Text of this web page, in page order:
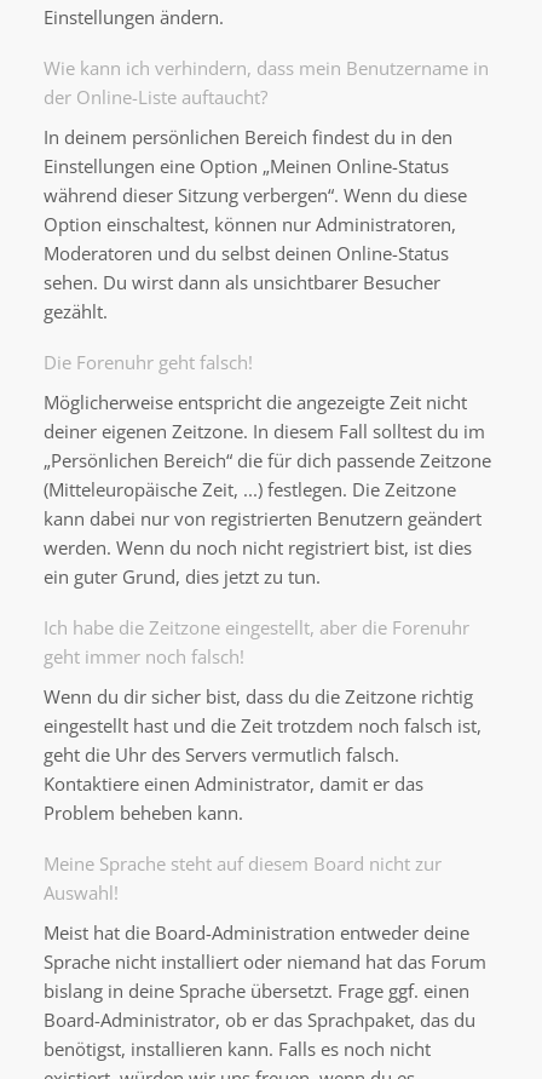
Einstellungen ändern.
Wie kann ich verhindern, dass mein Benutzername in
der Online-Liste auftaucht?
In deinem persönlichen Bereich findest du in den
Einstellungen eine Option „Meinen Online-Status
während dieser Sitzung verbergen“. Wenn du diese
Option einschaltest, können nur Administratoren,
Moderatoren und du selbst deinen Online-Status
sehen. Du wirst dann als unsichtbarer Besucher
gezählt.
Die Forenuhr geht falsch!
Möglicherweise entspricht die angezeigte Zeit nicht
deiner eigenen Zeitzone. In diesem Fall solltest du im
„Persönlichen Bereich“ die für dich passende Zeitzone
(Mitteleuropäische Zeit, ...) festlegen. Die Zeitzone
kann dabei nur von registrierten Benutzern geändert
werden. Wenn du noch nicht registriert bist, ist dies
ein guter Grund, dies jetzt zu tun.
Ich habe die Zeitzone eingestellt, aber die Forenuhr
geht immer noch falsch!
Wenn du dir sicher bist, dass du die Zeitzone richtig
eingestellt hast und die Zeit trotzdem noch falsch ist,
geht die Uhr des Servers vermutlich falsch.
Kontaktiere einen Administrator, damit er das
Problem beheben kann.
Meine Sprache steht auf diesem Board nicht zur
Auswahl!
Meist hat die Board-Administration entweder deine
Sprache nicht installiert oder niemand hat das Forum
bislang in deine Sprache übersetzt. Frage ggf. einen
Board-Administrator, ob er das Sprachpaket, das du
benötigst, installieren kann. Falls es noch nicht